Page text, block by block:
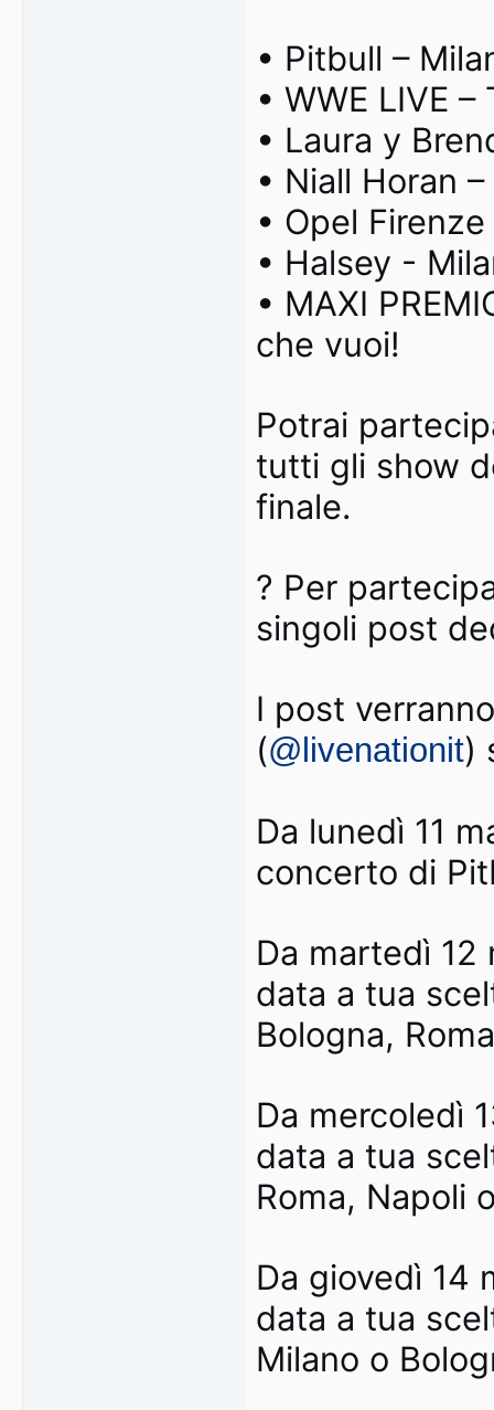
• Pitbull –
• WWE LIVE
• Laura y
• Niall Horan
• Opel
• Halsey -
• MAXI
che vuoi!
Potrai
tutti gli show
finale.
? Per
singoli post
I post
(@livenationit)
Da lunedì 11
concerto di
Da martedì
data a tua
Bologna,
Da mercoledì
data a tua
Roma, Napoli
Da giovedì 14
data a tua
Milano o